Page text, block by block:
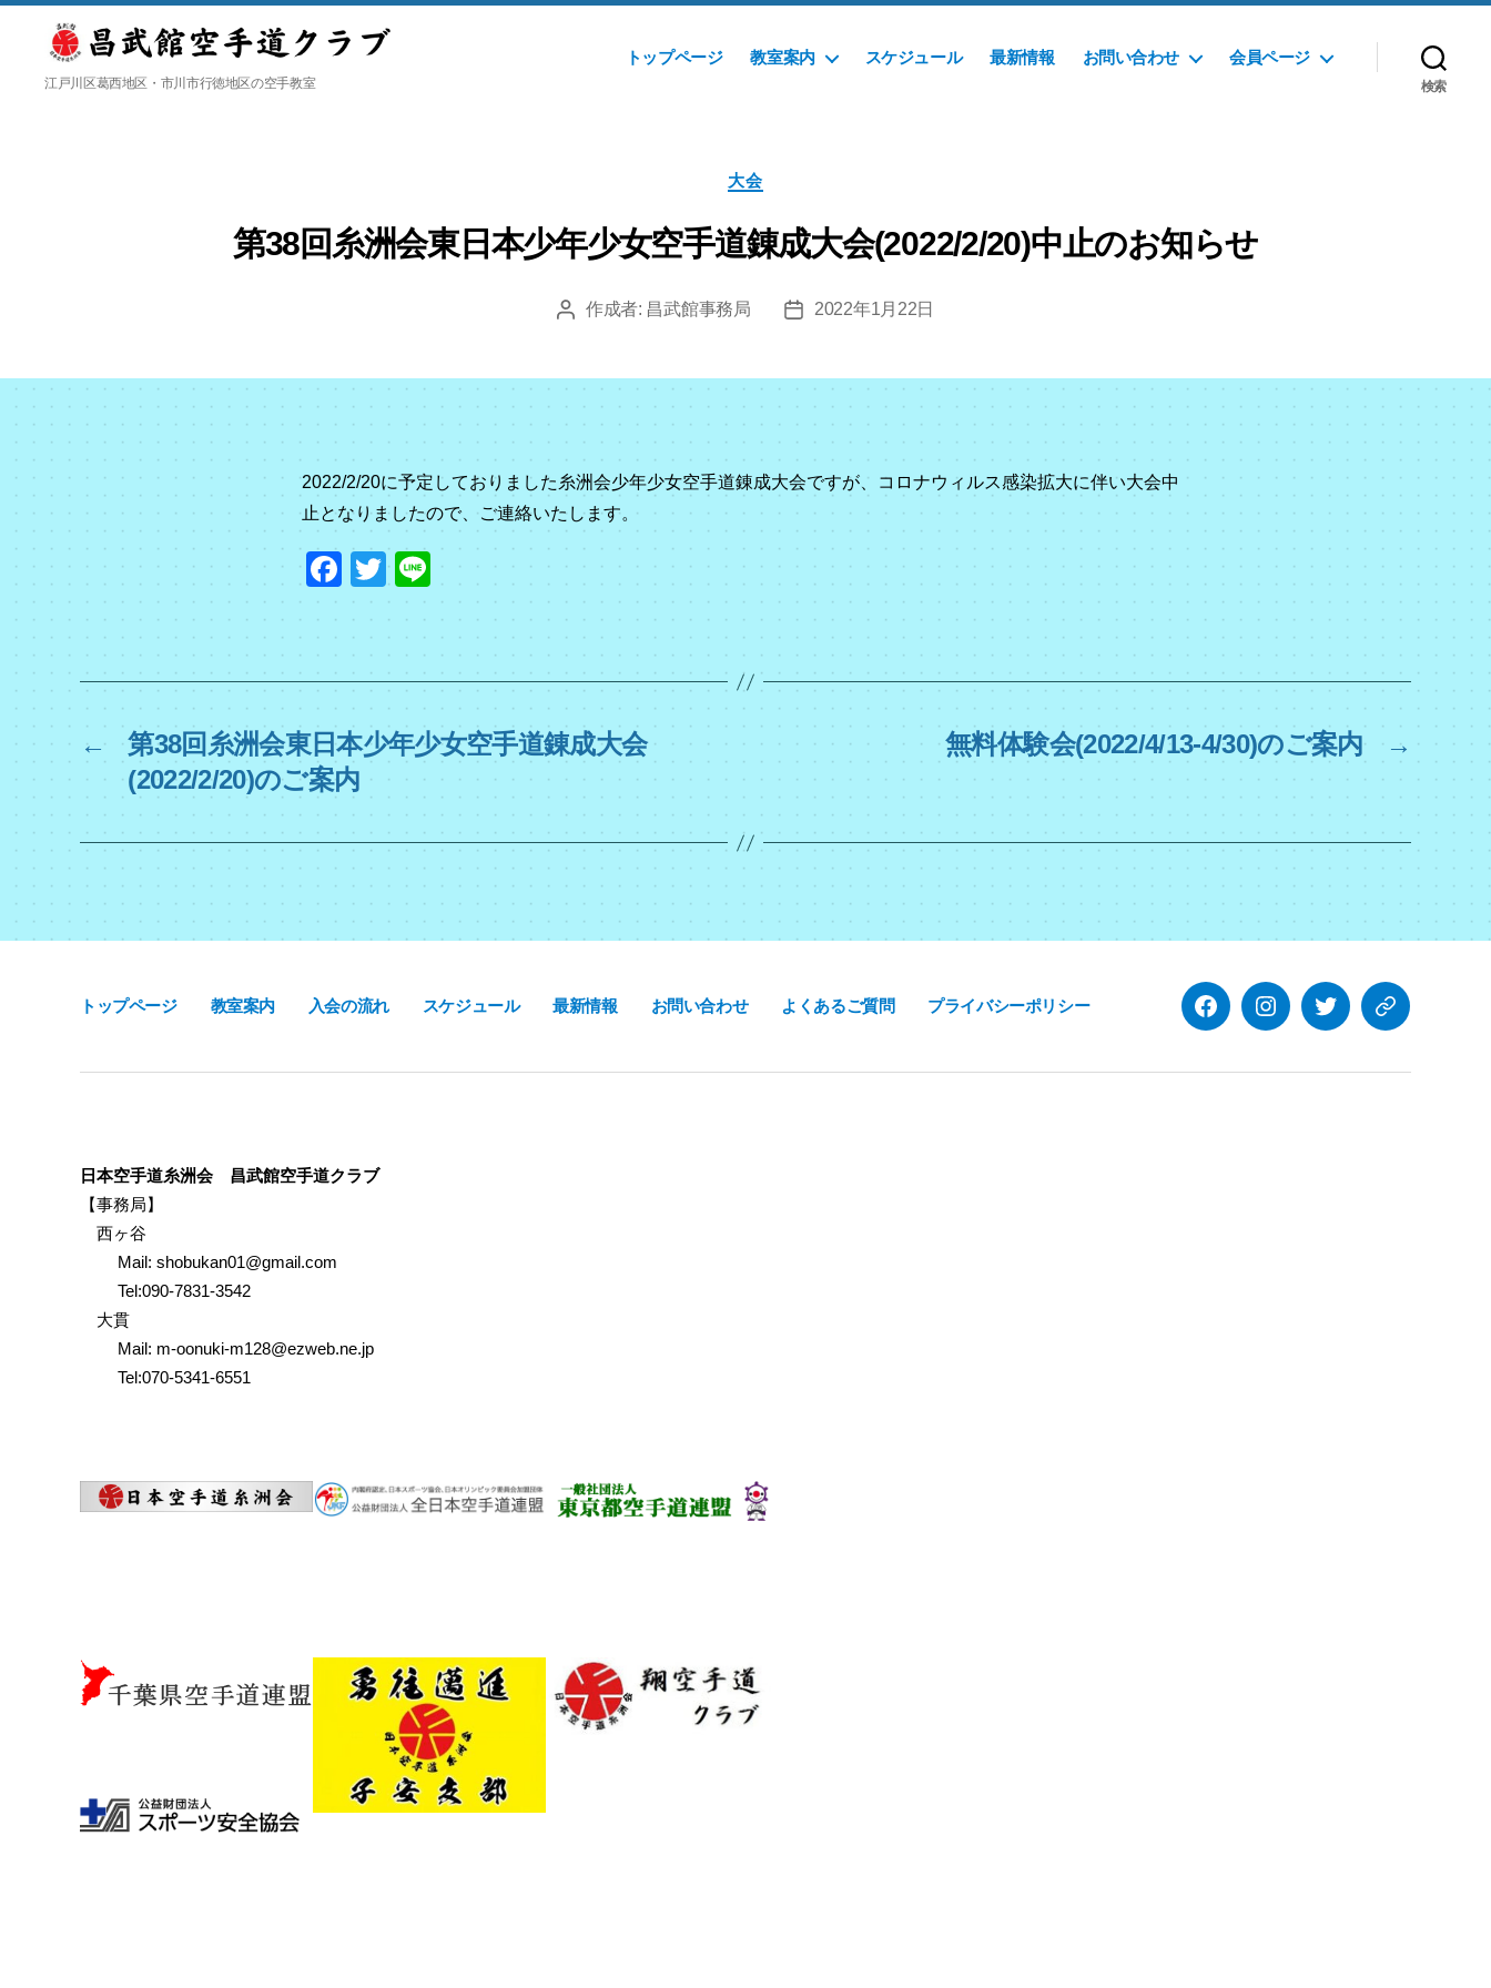
日
手
道
ク
ラ
ブ
江戸川区葛西地区・市川市行徳地区の空手教室
トップページ 教室案内 スケジュール 最新情報 お問い合わせ 会員ページ
検索
カ
テ
リ
ー
大会
第38回糸洲会東日本少年少女空手道錬成大会(2022/2/20)中止のお知らせ
投 作成者: 昌武館事務局
投
2022年1月22日
2022/2/20に予定しておりました糸洲会少年少女空手道錬成大会ですが、コロナウィルス感染拡大に伴い大会中
止となりましたので、ご連絡いたします。
F
a
c
e
b
o
o
k
T
wi
tt
er
Li
n
e
←
第38回糸洲会東日本少年少女空手道錬成大会
(2022/2/20)のご案内
→
無料体験会(2022/4/13-4/30)のご案内
トップページ 教室案内 入会の流れ スケジュール 最新情報 お問い合わせ よくあるご質問 プライバシーポリシー
facebookInstagramtwitter Ameba
日本空手道糸洲会 昌武館空手道クラブ
【事務局】
西ヶ谷
Mail: shobukan01@gmail.com
Tel:090-7831-3542
大貫
Mail: m-oonuki-m128@ezweb.ne.jp
Tel:070-5341-6551